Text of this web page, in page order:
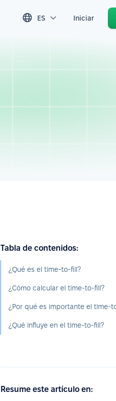
ES Iniciar
Tabla de contenidos:
¿Qué es el time-to-fill?
¿Cómo calcular el time-to-fill?
¿Qué influye en el time-to-fill?
Resume este artículo en: